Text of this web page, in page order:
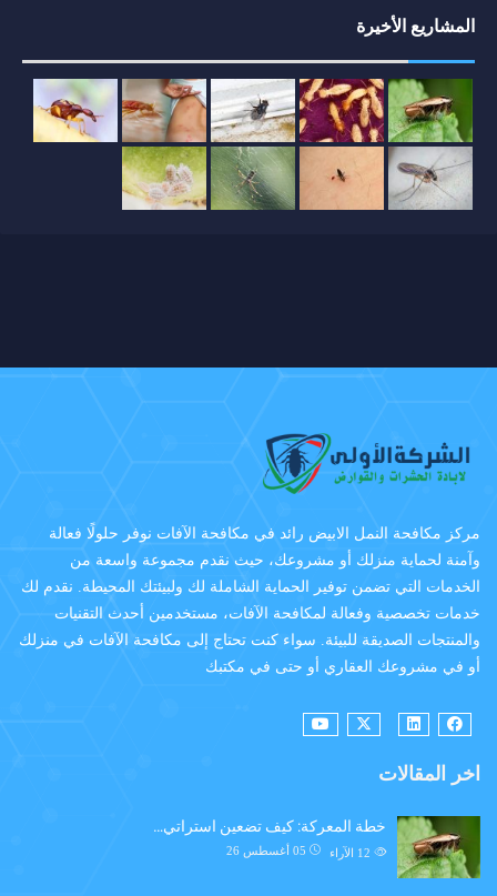
المشاريع الأخيرة
مركز مكافحة النمل الابيض رائد في مكافحة الآفات نوفر حلولًا فعالة
وآمنة لحماية منزلك أو مشروعك، حيث نقدم مجموعة واسعة من
الخدمات التي تضمن توفير الحماية الشاملة لك ولبيئتك المحيطة. نقدم لك
خدمات تخصصية وفعالة لمكافحة الآفات، مستخدمين أحدث التقنيات
والمنتجات الصديقة للبيئة. سواء كنت تحتاج إلى مكافحة الآفات في منزلك
أو في مشروعك العقاري أو حتى في مكتبك
اخر المقالات
خطة المعركة: كيف تضعين استراتي…
05 أغسطس 26 الآراء